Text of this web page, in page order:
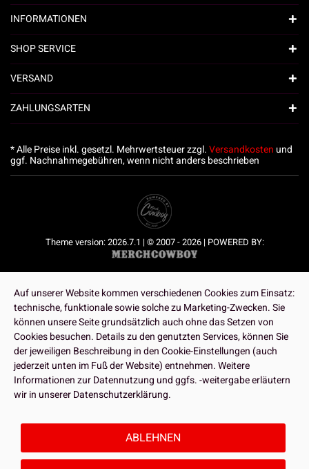
INFORMATIONEN
SHOP SERVICE
VERSAND
ZAHLUNGSARTEN
* Alle Preise inkl. gesetzl. Mehrwertsteuer zzgl.Versandkosten und
ggf. Nachnahmegebühren, wenn nicht anders beschrieben
Theme version: 2026.7.1 | © 2007 - 2026 | POWERED BY:
Auf unserer Website kommen verschiedenen Cookies zum Einsatz:
technische, funktionale sowie solche zu Marketing-Zwecken. Sie
können unsere Seite grundsätzlich auch ohne das Setzen von
Cookies besuchen. Details zu den genutzten Services, können Sie
der jeweiligen Beschreibung in den Cookie-Einstellungen (auch
jederzeit unten im Fuß der Website) entnehmen. Weitere
Informationen zur Datennutzung und ggfs. -weitergabe erläutern
wir in unserer Datenschutzerklärung.
ABLEHNEN